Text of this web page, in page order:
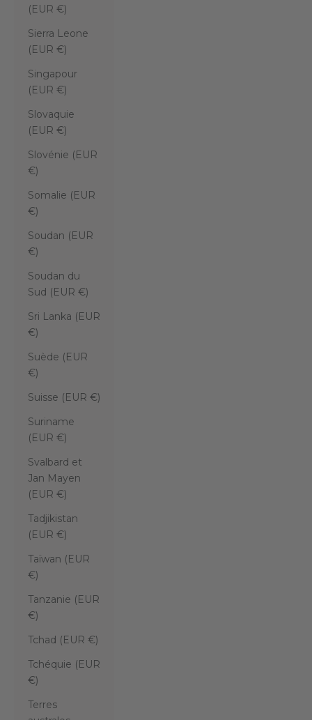
(EUR €)
Sierra Leone
(EUR €)
Singapour
(EUR €)
Slovaquie
(EUR €)
Slovénie (EUR
€)
Somalie (EUR
€)
Soudan (EUR
€)
Soudan du
Sud (EUR €)
Sri Lanka (EUR
€)
Suède (EUR
€)
Suisse (EUR €)
Suriname
(EUR €)
Svalbard et
Jan Mayen
(EUR €)
Tadjikistan
(EUR €)
Taïwan (EUR
€)
Tanzanie (EUR
€)
Tchad (EUR €)
Tchéquie (EUR
€)
Terres